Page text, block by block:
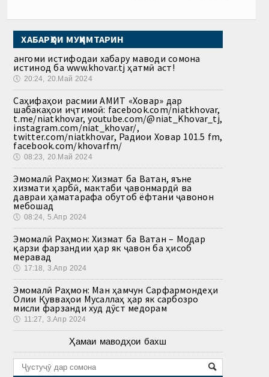
ХАБАРҲОИ МУҲИМТАРИН
Ҳангоми истифодаи хабару маводи сомона
истинод ба www.khovar.tj ҳатмӣ аст!
🕔 20:24, 20.Май 2024
Саҳифаҳои расмии АМИТ «Ховар» дар
шабакаҳои иҷтимоӣ: facebook.com/niatkhovar,
t.me/niatkhovar, youtube.com/@niat_Khovar_tj,
instagram.com/niat_khovar/,
twitter.com/niatkhovar, Радиои Ховар 101.5 fm,
facebook.com/khovarfm/
🕔 08:23, 20.Май 2024
Эмомалӣ Раҳмон: Хизмат ба Ватан, яъне
хизмати ҳарбӣ, мактаби ҷавонмардӣ ва
давраи ҳаматарафа обутоб ёфтани ҷавонон
мебошад
🕔 08:24, 5.Апр 2024
Эмомалӣ Раҳмон: Хизмат ба Ватан – Модар
қарзи фарзандии ҳар як ҷавон ба ҳисоб
меравад
🕔 17:18, 3.Апр 2024
Эмомалӣ Раҳмон: Ман ҳамчун Сарфармондеҳи
Олии Қувваҳои Мусаллаҳ ҳар як сарбозро
мисли фарзанди худ дӯст медорам
🕔 11:27, 3.Апр 2024
Ҳамаи маводҳои бахш